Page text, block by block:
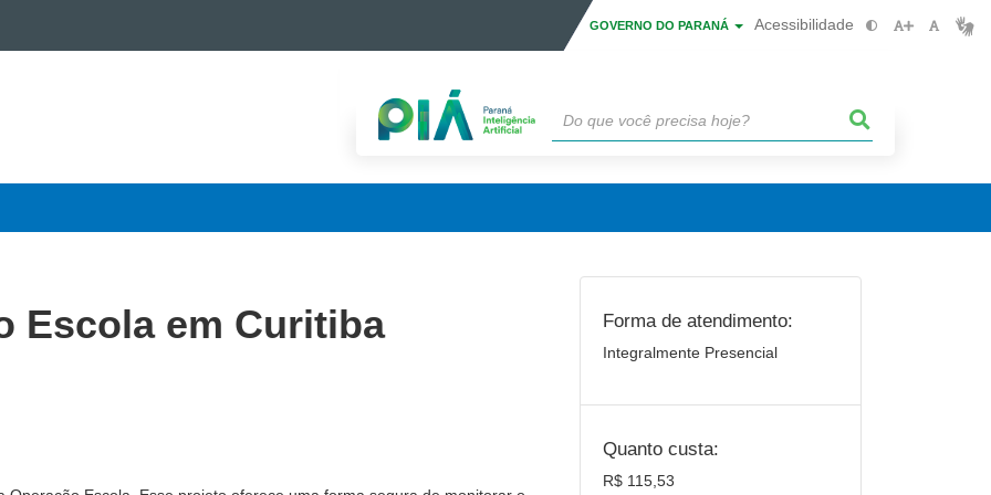
GOVERNO DO PARANÁ Acessibilidade
Escola em Curitiba Forma de atendimento:
Integralmente Presencial
Quanto custa:
R$ 115,53